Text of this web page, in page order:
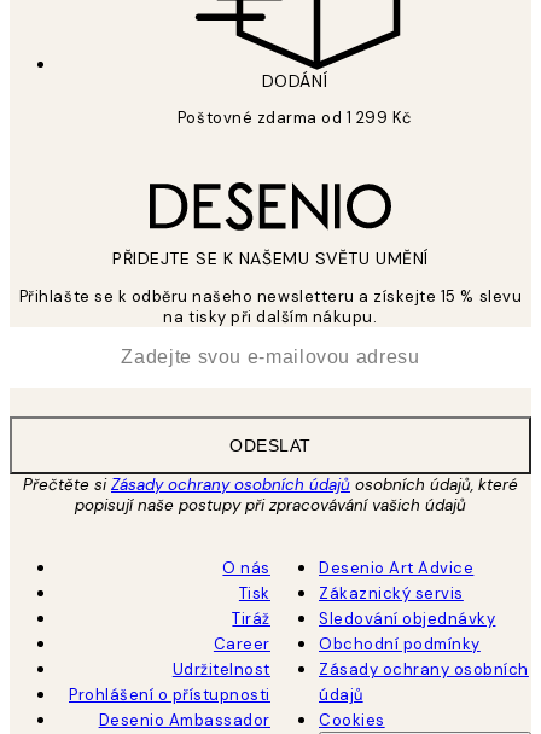
DODÁNÍ
Poštovné zdarma od 1 299 Kč
PŘIDEJTE SE K NAŠEMU SVĚTU UMĚNÍ
Přihlašte se k odběru našeho newsletteru a získejte 15 % slevu
na tisky při dalším nákupu.
ODESLAT
Přečtěte siZásady ochrany osobních údajů osobních údajů, které
popisují naše postupy při zpracovávání vašich údajů
O nás
Tisk
Tiráž
Career
Udržitelnost
Prohlášení o přístupnosti
Desenio Ambassador
Desenio Art Advice
Zákaznický servis
Sledování objednávky
Obchodní podmínky
Zásady ochrany osobních
údajů
Cookies